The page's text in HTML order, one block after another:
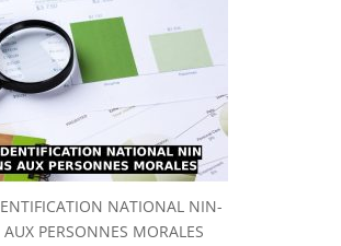
NATIONAL NIN-
PERSONNES MORALES